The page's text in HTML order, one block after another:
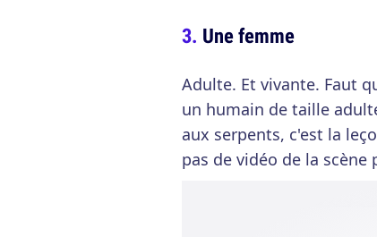
Une femme
Adulte. Et vivante. Faut
un humain de taille
aux serpents, c'est la
pas de vidéo de la